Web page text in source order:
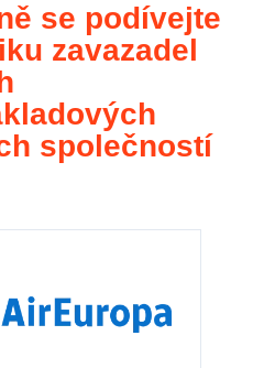
se podívejte
zavazadel
společností